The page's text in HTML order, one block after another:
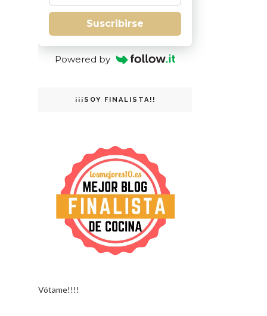
Suscribirse
Powered by
¡¡¡SOY FINALISTA!!
Vótame!!!!